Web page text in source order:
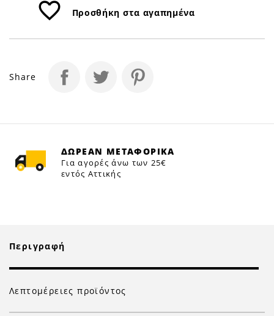
favorite_border Προσθήκη στα αγαπημένα
Share
ΔΩΡΕΑΝ ΜΕΤΑΦΟΡΙΚΑ
Για αγορές άνω των 25€
εντός Αττικής
Περιγραφή
Λεπτομέρειες προϊόντος